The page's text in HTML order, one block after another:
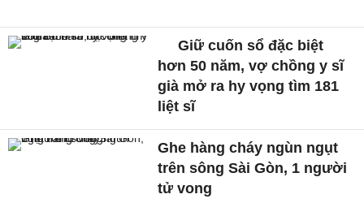
Giữ cuốn sổ đặc biệt
hơn 50 năm, vợ chồng y sĩ
già mở ra hy vọng tìm 181
liệt sĩ
Ghe hàng cháy ngùn ngụt
trên sông Sài Gòn, 1 người
tử vong